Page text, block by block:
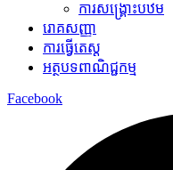
ការសង្គ្រោះបឋម
រោគសញ្ញា
ការធ្វើតេស្ត
អត្ថបទពាណិជ្ជកម្ម
Facebook